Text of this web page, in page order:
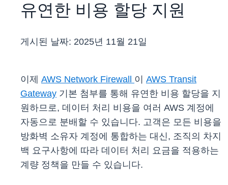
유연한 비용 할당 지원
게시된 날짜: 2025년 11월 21일
이제 AWS Network Firewall 이 AWS Transit
Gateway 기본 첨부를 통해 유연한 비용 할당을 지
원하므로, 데이터 처리 비용을 여러 AWS 계정에
자동으로 분배할 수 있습니다. 고객은 모든 비용을
방화벽 소유자 계정에 통합하는 대신, 조직의 차지
백 요구사항에 따라 데이터 처리 요금을 적용하는
계량 정책을 만들 수 있습니다.